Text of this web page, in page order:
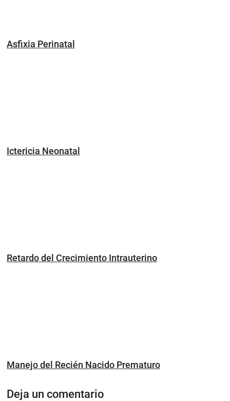
Asfixia Perinatal
Ictericia Neonatal
Retardo del Crecimiento Intrauterino
Manejo del Recién Nacido Prematuro
Deja un comentario